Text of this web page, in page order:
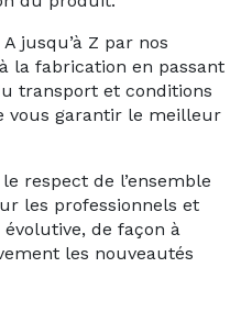
jusqu’à Z par nos
la fabrication en passant
transport et conditions
vous garantir le meilleur
respect de l’ensemble
les professionnels et
de façon à
les nouveautés